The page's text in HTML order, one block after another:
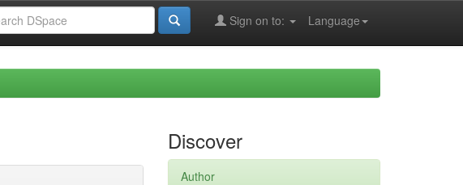
Language
Sign on to:
Discover
Author